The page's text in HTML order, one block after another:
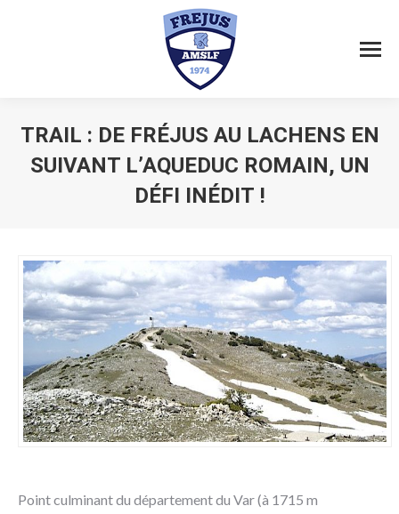
TRAIL : DE FRÉJUS AU LACHENS EN
SUIVANT L’AQUEDUC ROMAIN, UN
DÉFI INÉDIT !
Point culminant du département du Var (à 1715 m